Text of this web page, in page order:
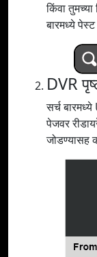
किंवा
बारमध्ये
DVR
सर्च
पेजवर
जोडण्यासह